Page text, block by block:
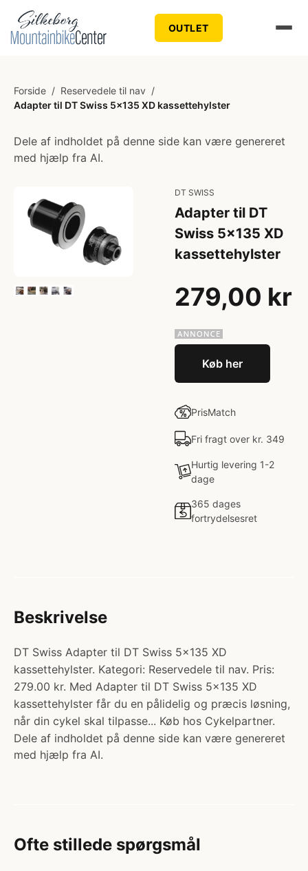
OUTLET
Forside / Reservedele til nav /
Adapter til DT Swiss 5x135 XD kassettehylster
Dele af indholdet på denne side kan være genereret
med hjælp fra AI.
DT SWISS
Adapter til DT
Swiss 5x135 XD
kassettehylster
279,00 kr
Køb her
PrisMatch
Fri fragt over kr. 349
Hurtig levering 1-2
dage
365 dages
fortrydelsesret
Beskrivelse
DT Swiss Adapter til DT Swiss 5x135 XD
kassettehylster. Kategori: Reservedele til nav. Pris:
279.00 kr. Med Adapter til DT Swiss 5x135 XD
kassettehylster får du en pålidelig og præcis løsning,
når din cykel skal tilpasse... Køb hos Cykelpartner.
Dele af indholdet på denne side kan være genereret
med hjælp fra AI.
Ofte stillede spørgsmål